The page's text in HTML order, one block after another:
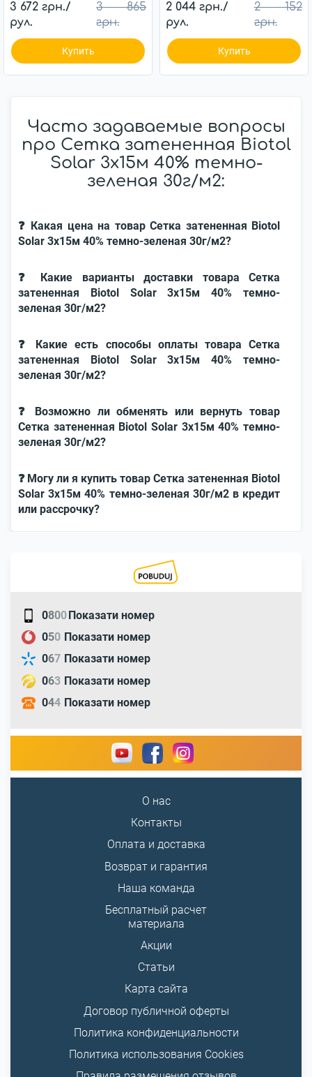
3 672 грн./
рул.
3 865
грн.
Купить
2 044 грн./
рул.
2 152
грн.
Купить
Часто задаваемые вопросы
про Сетка затененная Biotol
Solar 3x15м 40% темно-
зеленая 30г/м2:
❓ Какая цена на товар Сетка затененная Biotol
Solar 3x15м 40% темно-зеленая 30г/м2?
❓ Какие варианты доставки товара Сетка
затененная Biotol Solar 3x15м 40% темно-
зеленая 30г/м2?
❓ Какие есть способы оплаты товара Сетка
затененная Biotol Solar 3x15м 40% темно-
зеленая 30г/м2?
❓ Возможно ли обменять или вернуть товар
Сетка затененная Biotol Solar 3x15м 40% темно-
зеленая 30г/м2?
❓ Могу ли я купить товар Сетка затененная Biotol
Solar 3x15м 40% темно-зеленая 30г/м2 в кредит
или рассрочку?
0800Показати номер
050 Показати номер
067 Показати номер
063 Показати номер
044 Показати номер
О нас
Контакты
Оплата и доставка
Возврат и гарантия
Наша команда
Бесплатный расчет
материала
Акции
Статьи
Карта сайта
Договор публичной оферты
Политика конфиденциальности
Политика использования Cookies